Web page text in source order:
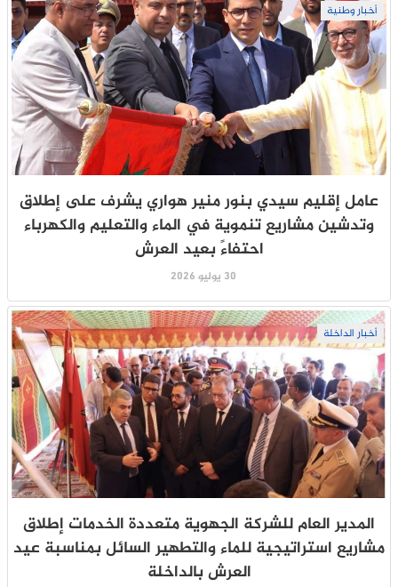
أخبار وطنية
عامل إقليم سيدي بنور منير هواري يشرف على إطلاق
وتدشين مشاريع تنموية في الماء والتعليم والكهرباء
احتفاءً بعيد العرش
30 يوليو 2026
أخبار الداخلة
المدير العام للشركة الجهوية متعددة الخدمات إطلاق
مشاريع استراتيجية للماء والتطهير السائل بمناسبة عيد
العرش بالداخلة